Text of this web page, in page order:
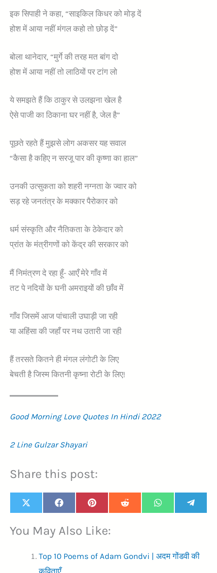
इक सिपाही ने कहा, “साइकिल किधर को मोड़ दें
होश में आया नहीं मंगल कहो तो छोड़ दें”
बोला थानेदार, “मुर्गे की तरह मत बांग दो
होश में आया नहीं तो लाठियों पर टांग लो
ये समझते हैं कि ठाकुर से उलझना खेल है
ऐसे पाजी का ठिकाना घर नहीं है, जेल है”
पूछते रहते हैं मुझसे लोग अकसर यह सवाल
“कैसा है कहिए न सरजू पार की कृष्णा का हाल”
उनकी उत्सुकता को शहरी नग्नता के ज्वार को
सड़ रहे जनतंत्र के मक्कार पैरोकार को
धर्म संस्कृति और नैतिकता के ठेकेदार को
प्रांत के मंत्रीगणों को केंद्र की सरकार को
मैं निमंत्रण दे रहा हूँ- आएँ मेरे गाँव में
तट पे नदियों के घनी अमराइयों की छाँव में
गाँव जिसमें आज पांचाली उघाड़ी जा रही
या अहिंसा की जहाँ पर नथ उतारी जा रही
हैं तरसते कितने ही मंगल लंगोटी के लिए
बेचती है जिस्म कितनी कृष्ना रोटी के लिए!
Good Morning Love Quotes In Hindi 2022
2 Line Gulzar Shayari
Share this post:
Share
on
X
(
w
t
Share
on
F
a
e
o
Share
on
P
i
t
e
Share
on
R
e
Share
on
W
h
p
Share
on
e
a
You May Also Like:
Top 10 Poems of Adam Gondvi | अदम गोंडवी की